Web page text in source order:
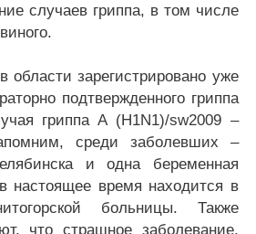
случаев гриппа, в том числе
области зарегистрировано уже
подтвержденного гриппа
гриппа А (H1N1)/sw2009 –
среди заболевших –
и одна беременная
настоящее время находится в
больницы. Также
что страшное заболевание,